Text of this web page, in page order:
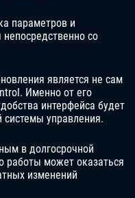
параметров и
со
является не сам
Именно от его
интерфейса будет
системы управления.
в долгосрочной
работы может оказаться
изменений